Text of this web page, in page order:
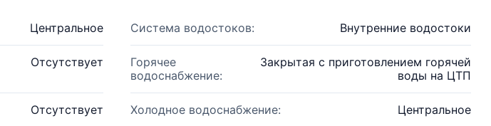
Центральное Система водостоков: Внутренние водостоки
Отсутствует
Горячее
водоснабжение:
Закрытая с приготовлением горячей
воды на ЦТП
Отсутствует Холодное водоснабжение: Центральное